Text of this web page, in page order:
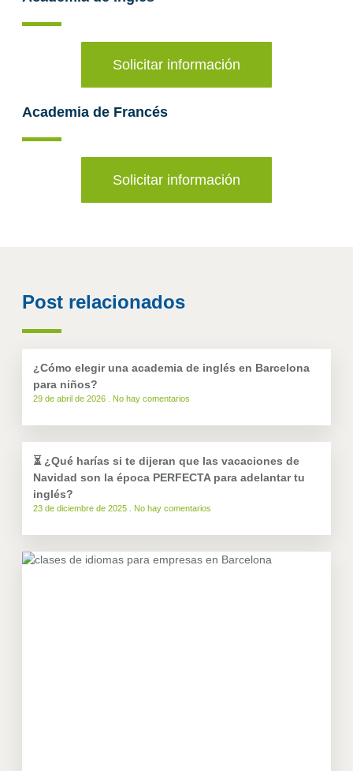
Solicitar información
Academia de Francés
Solicitar información
Post relacionados
¿Cómo elegir una academia de inglés en Barcelona
para niños?
29 de abril de 2026 No hay comentarios
⏳ ¿Qué harías si te dijeran que las vacaciones de
Navidad son la época PERFECTA para adelantar tu
inglés?
23 de diciembre de 2025 No hay comentarios